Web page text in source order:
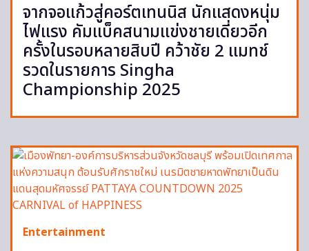
จากจอแก้วสู่คอร์ตเทนนิส นักแสดงหนุ่ม
ไฟแรง คัมแบ็คสนามแข่งชายเดี่ยวอีก
ครั้งในรอบหลายสิบปี คว้าชัย 2 แมทช์
รวดในรายการ Singha
Championship 2025
Entertainment